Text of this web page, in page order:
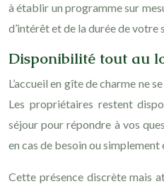
à établir un programme sur
d’intérêt et de la durée de votre
Disponibilité tout au
L’accueil en gîte de charme ne
Les propriétaires restent
séjour pour répondre à vos
en cas de besoin ou
Cette présence discrète mais